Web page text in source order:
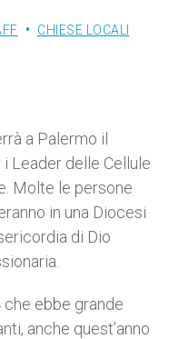
CHIESE LOCALI
a Palermo il
Leader delle Cellule
Molte le persone
in una Diocesi
di Dio
ebbe grande
anche quest’anno